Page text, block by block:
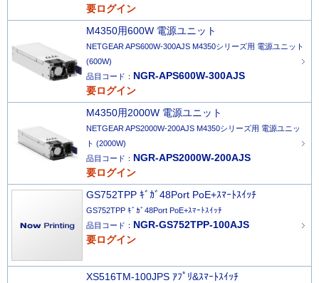
要ログイン
M4350用600W 電源ユニット
NETGEAR APS600W-300AJS M4350シリーズ用 電源ユニット
(600W)
品目コード： NGR-APS600W-300AJS
要ログイン
M4350用2000W 電源ユニット
NETGEAR APS2000W-200AJS M4350シリーズ用 電源ユニッ
ト (2000W)
品目コード： NGR-APS2000W-200AJS
要ログイン
GS752TPP ｷﾞｶﾞ48Port PoE+ｽﾏｰﾄｽｲｯﾁ
GS752TPP ｷﾞｶﾞ48Port PoE+ｽﾏｰﾄｽｲｯﾁ
品目コード： NGR-GS752TPP-100AJS
要ログイン
XS516TM-100JPS ｱﾌﾟﾘ&ｽﾏｰﾄｽｲｯﾁ